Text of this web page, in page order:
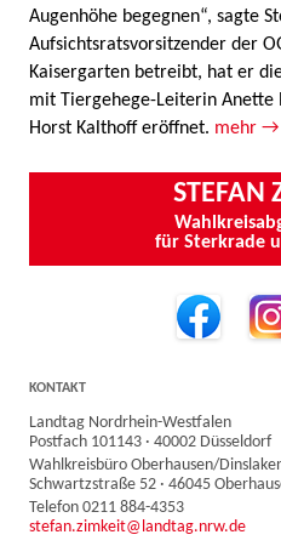
Augenhöhe begegnen“, sagte
Aufsichtsratsvorsitzender der
Kaisergarten betreibt, hat er
mit Tiergehege-Leiterin Anette
Horst Kalthoff eröffnet. mehr →
STEFAN
für Sterkrade
KONTAKT
Landtag Nordrhein-Westfalen
Postfach 101143 · 40002 Düsseldorf
Wahlkreisbüro Oberhausen/
Schwartzstraße 52 · 46045
Telefon 0211 884-4353
stefan.zimkeit@landtag.nrw.de